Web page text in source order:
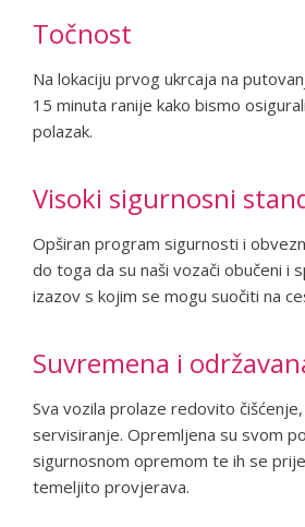
Točnost
Na lokaciju prvog ukrcaja na
15 minuta ranije kako bismo
polazak.
Visoki sigurnosni
Opširan program sigurnosti i
do toga da su naši vozači obučeni i
izazov s kojim se mogu suočiti na
Suvremena i
Sva vozila prolaze redovito
servisiranje. Opremljena su svom
sigurnosnom opremom te ih se
temeljito provjerava.